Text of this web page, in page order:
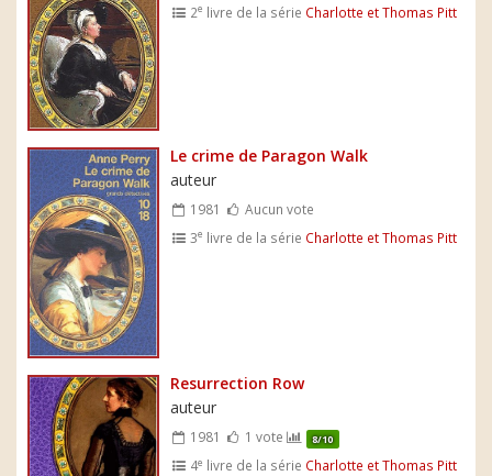
2e livre de la série Charlotte et Thomas Pitt
Le crime de Paragon Walk
auteur
1981
Aucun vote
3e livre de la série Charlotte et Thomas Pitt
Resurrection Row
auteur
1981 1 vote 8/10
4e livre de la série Charlotte et Thomas Pitt